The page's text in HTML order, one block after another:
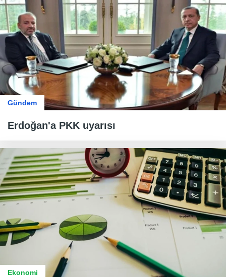
Gündem
Erdoğan'a PKK uyarısı
Ekonomi